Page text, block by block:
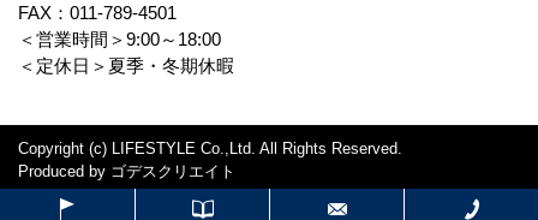
FAX：011-789-4501
＜営業時間＞9:00～18:00
＜定休日＞夏季・冬期休暇
Copyright (c) LIFESTYLE Co.,Ltd. All Rights Reserved.
Produced by ゴデスクリエイト